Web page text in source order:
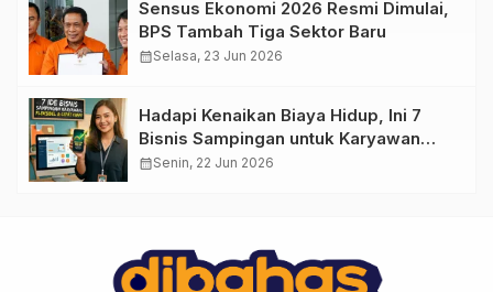
Sensus Ekonomi 2026 Resmi Dimulai,
BPS Tambah Tiga Sektor Baru
calendar_monthSelasa, 23 Jun 2026
Hadapi Kenaikan Biaya Hidup, Ini 7
Bisnis Sampingan untuk Karyawan
yang Waktunya Sempit
calendar_monthSenin, 22 Jun 2026